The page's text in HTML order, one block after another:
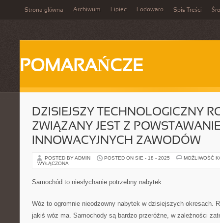
Strona główna Archiwum Lipiec Lodowato Spis Treści
POMARAŃCZE
DZISIEJSZY TECHNOLOGICZNY
ZWIĄZANY JEST Z
INNOWACYJNYCH ZAWODÓW
POSTED BY ADMIN POSTED ON SIE - 18 - 2025
MOŻLIWOŚĆ
WYŁĄCZONA
Samochód to niesłychanie potrzebny nabytek
Wóz to ogromnie nieodzowny nabytek w dzisiejszych okresach.
jakiś wóz ma. Samochody są bardzo przeróżne, w zależności